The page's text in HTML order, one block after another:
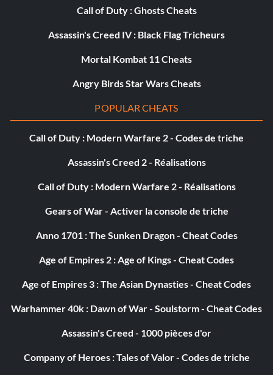
Call of Duty : Ghosts Cheats
Assassin's Creed IV : Black Flag Tricheurs
Mortal Kombat 11 Cheats
Angry Birds Star Wars Cheats
POPULAR CHEATS
Call of Duty : Modern Warfare 2 - Codes de triche
Assassin's Creed 2 - Réalisations
Call of Duty : Modern Warfare 2 - Réalisations
Gears of War - Activer la console de triche
Anno 1701 : The Sunken Dragon - Cheat Codes
Age of Empires 2 : Age of Kings - Cheat Codes
Age of Empires 3 : The Asian Dynasties - Cheat Codes
Warhammer 40k : Dawn of War - Soulstorm - Cheat Codes
Assassin's Creed - 1000 pièces d'or
Company of Heroes : Tales of Valor - Codes de triche